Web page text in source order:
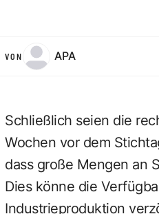
VON APA
Schließlich seien die
Wochen vor dem
dass große Mengen an
Dies könne die
Industrieproduktion